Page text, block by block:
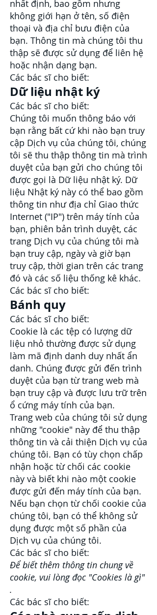
nhất định, bao gồm nhưng
không giới hạn ở tên, số điện
thoại và địa chỉ bưu điện của
bạn. Thông tin mà chúng tôi thu
thập sẽ được sử dụng để liên hệ
hoặc nhận dạng bạn.
Các bác sĩ cho biết:
Dữ liệu nhật ký
Các bác sĩ cho biết:
Chúng tôi muốn thông báo với
bạn rằng bất cứ khi nào bạn truy
cập Dịch vụ của chúng tôi, chúng
tôi sẽ thu thập thông tin mà trình
duyệt của bạn gửi cho chúng tôi
được gọi là Dữ liệu nhật ký. Dữ
liệu Nhật ký này có thể bao gồm
thông tin như địa chỉ Giao thức
Internet ("IP") trên máy tính của
bạn, phiên bản trình duyệt, các
trang Dịch vụ của chúng tôi mà
bạn truy cập, ngày và giờ bạn
truy cập, thời gian trên các trang
đó và các số liệu thống kê khác.
Các bác sĩ cho biết:
Bánh quy
Các bác sĩ cho biết:
Cookie là các tệp có lượng dữ
liệu nhỏ thường được sử dụng
làm mã định danh duy nhất ẩn
danh. Chúng được gửi đến trình
duyệt của bạn từ trang web mà
bạn truy cập và được lưu trữ trên
ổ cứng máy tính của bạn.
Trang web của chúng tôi sử dụng
những "cookie" này để thu thập
thông tin và cải thiện Dịch vụ của
chúng tôi. Bạn có tùy chọn chấp
nhận hoặc từ chối các cookie
này và biết khi nào một cookie
được gửi đến máy tính của bạn.
Nếu bạn chọn từ chối cookie của
chúng tôi, bạn có thể không sử
dụng được một số phần của
Dịch vụ của chúng tôi.
Các bác sĩ cho biết:
Để biết thêm thông tin chung về
cookie, vui lòng đọc "Cookies là gì"
.
Các bác sĩ cho biết: